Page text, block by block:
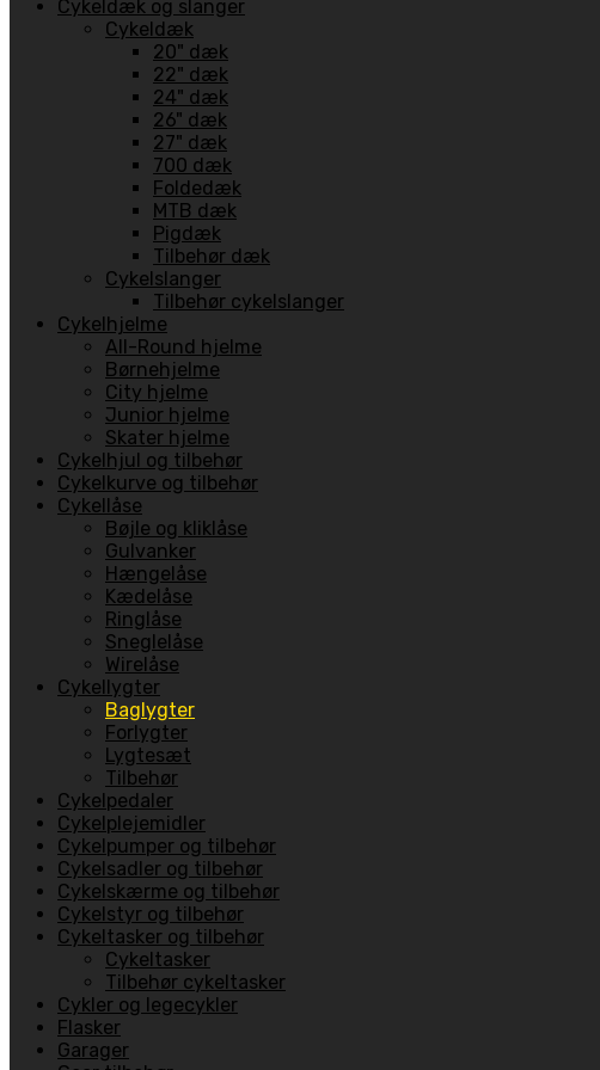
Cykeldæk og slanger
Cykeldæk
20" dæk
22" dæk
24" dæk
26" dæk
27" dæk
700 dæk
Foldedæk
MTB dæk
Pigdæk
Tilbehør dæk
Cykelslanger
Tilbehør cykelslanger
Cykelhjelme
All-Round hjelme
Børnehjelme
City hjelme
Junior hjelme
Skater hjelme
Cykelhjul og tilbehør
Cykelkurve og tilbehør
Cykellåse
Bøjle og kliklåse
Gulvanker
Hængelåse
Kædelåse
Ringlåse
Sneglelåse
Wirelåse
Cykellygter
Baglygter
Forlygter
Lygtesæt
Tilbehør
Cykelpedaler
Cykelplejemidler
Cykelpumper og tilbehør
Cykelsadler og tilbehør
Cykelskærme og tilbehør
Cykelstyr og tilbehør
Cykeltasker og tilbehør
Cykeltasker
Tilbehør cykeltasker
Cykler og legecykler
Flasker
Garager